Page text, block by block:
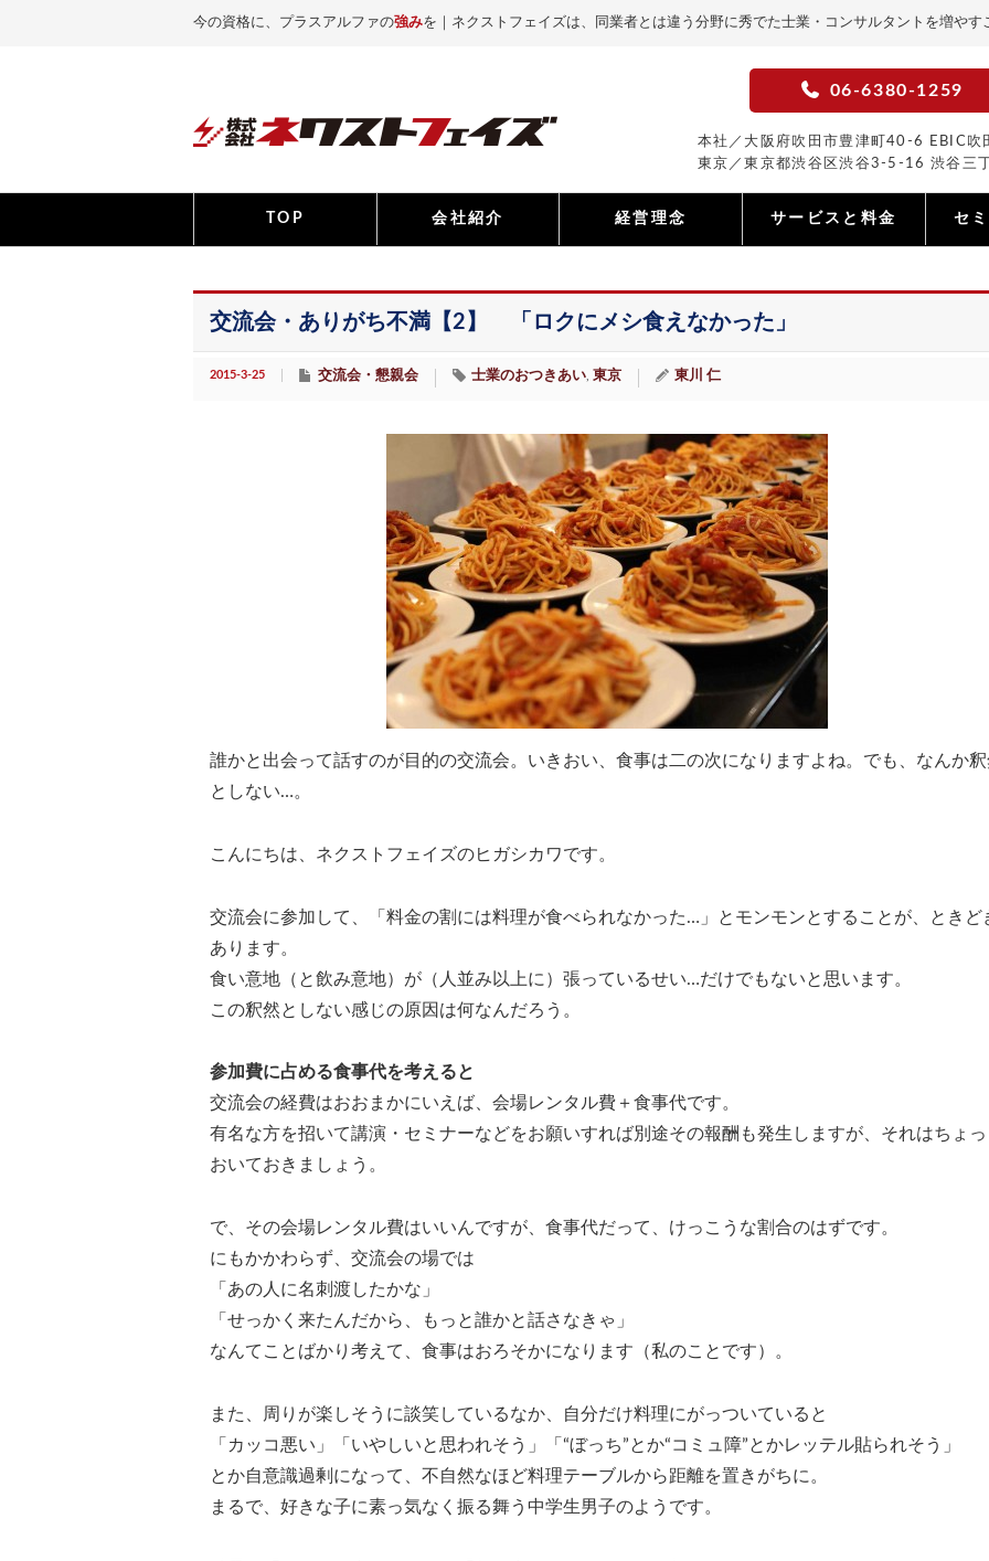
今の資格に、プラスアルファの強みを｜ネクストフェイズは、同業者とは違う分野に秀でた士業・コンサルタントを増や
06-6380-1259
本社／大阪府吹田市豊津町40-6 EBIC吹
東京／東京都渋谷区渋谷3-5-16 渋谷三
TOP 会社紹介 経営理念 サービスと料金 セ
交流会・ありがち不満【2】 「ロクにメシ食えなかった」
2015-3-25 交流会・懇親会 士業のおつきあい 東京 東川 仁
誰かと出会って話すのが目的の交流会。いきおい、食事は二の次になりますよね。でも、なんか
としない…。
こんにちは、ネクストフェイズのヒガシカワです。
交流会に参加して、「料金の割には料理が食べられなかった…」とモンモンとすることが、ときど
あります。
食い意地（と飲み意地）が（人並み以上に）張っているせい…だけでもないと思います。
この釈然としない感じの原因は何なんだろう。
参加費に占める食事代を考えると
交流会の経費はおおまかにいえば、会場レンタル費＋食事代です。
有名な方を招いて講演・セミナーなどをお願いすれば別途その報酬も発生しますが、それはちょ
おいておきましょう。
で、その会場レンタル費はいいんですが、食事代だって、けっこうな割合のはずです。
にもかかわらず、交流会の場では
「あの人に名刺渡したかな」
「せっかく来たんだから、もっと誰かと話さなきゃ」
なんてことばかり考えて、食事はおろそかになります（私のことです）。
また、周りが楽しそうに談笑しているなか、自分だけ料理にがっついていると
「カッコ悪い」「いやしいと思われそう」「“ぼっち”とか“コミュ障”とかレッテル貼られそう」
とか自意識過剰になって、不自然なほど料理テーブルから距離を置きがちに。
まるで、好きな子に素っ気なく振る舞う中学生男子のようです。